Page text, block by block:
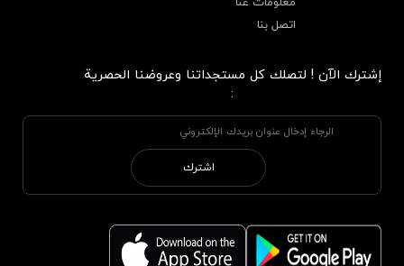
اتصل بنا
إشترك الآن ! لتصلك كل مستجداتنا وعروضنا الحصرية
:
اشترك